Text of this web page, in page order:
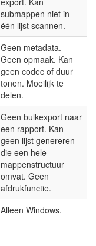
submappen niet in
één lijst scannen.
Geen metadata.
Geen opmaak. Kan
geen codec of duur
tonen. Moeilijk te
delen.
Geen bulkexport naar
een rapport. Kan
geen lijst genereren
die een hele
mappenstructuur
omvat. Geen
afdrukfunctie.
Alleen Windows.